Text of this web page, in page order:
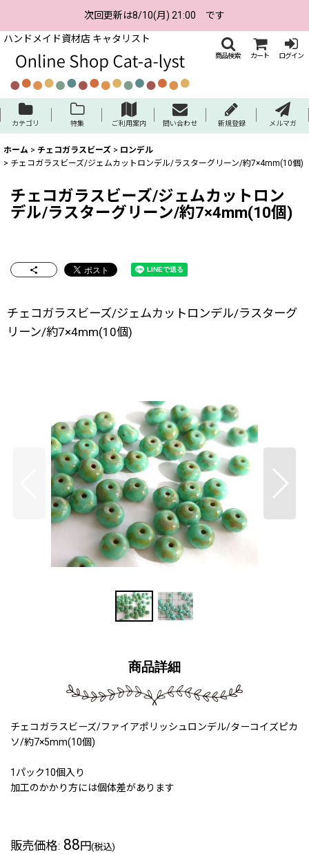
次回更新は8/10(月) 21:00 です
ハンドメイド資材店 キャタリスト
商品検索 カート ログイン
カテゴリ 特集 ご利用案内 問い合わせ 新規登録 メルマガ
ホーム > チェコガラスビーズ > ロンデル
> チェコガラスビーズ/ジェムカットロンデル/ラスターグリーン/約7×4mm(10個)
チェコガラスビーズ/ジェムカットロン
デル/ラスターグリーン/約7×4mm(10個)
チェコガラスビーズ/ジェムカットロンデル/ラスターグ
リーン/約7×4mm(10個)
商品詳細
チェコガラスビーズ/ファイアポリッシュロンデル/ターコイズピカ
ソ/約7×5mm(10個)
1パック10個入り
加工のかかり方には個体差があります
販売価格: 88円(税込)